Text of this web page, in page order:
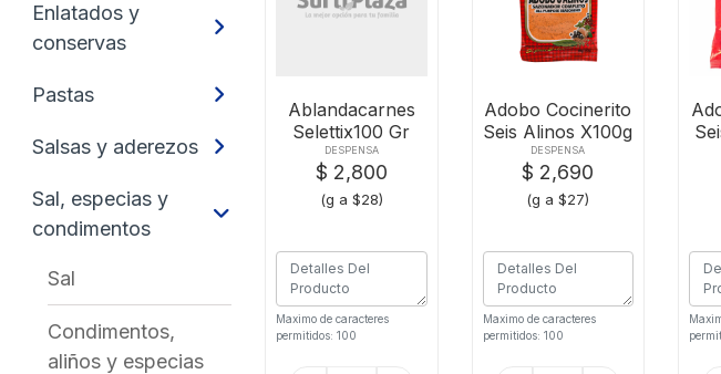
Enlatados y
conservas
Pastas
Salsas y aderezos
Sal, especias y
condimentos
Sal
Condimentos,
aliños y especias
Ablandacarnes
Selettix100 Gr
DESPENSA
$ 2,800
(g a $28)
Maximo de caracteres
permitidos: 100
Adobo Cocinerito
Seis Alinos X100g
DESPENSA
$ 2,690
(g a $27)
Maximo de caracteres
permitidos: 100